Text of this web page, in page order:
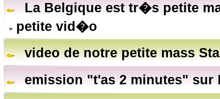
La Belgique est tr�s petite
petite vid�o
video de notre petite mass
emission "t'as 2 minutes" sur